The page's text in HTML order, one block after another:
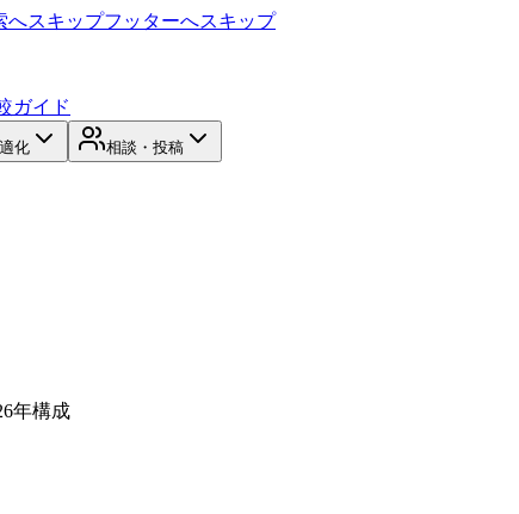
へスキップフッターへスキップ
ガイド
化 相談・投稿
年構成